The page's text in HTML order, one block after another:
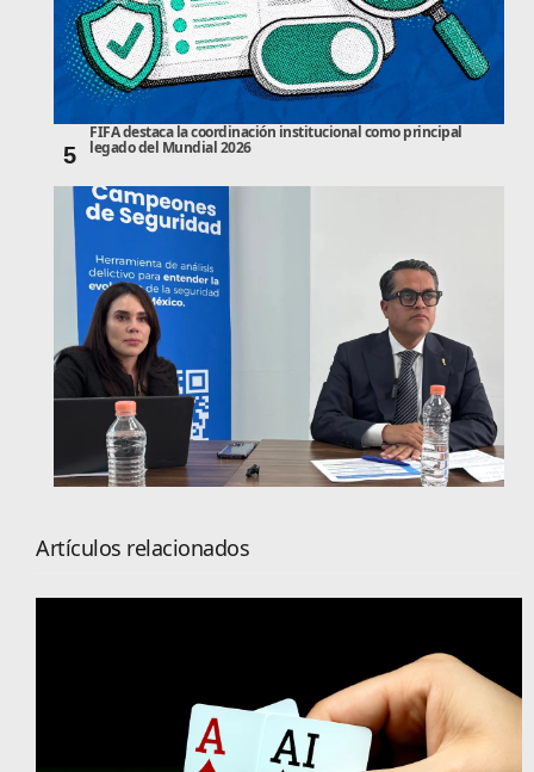
5
FIFA destaca la coordinación institucional como principal
legado del Mundial 2026
Artículos relacionados